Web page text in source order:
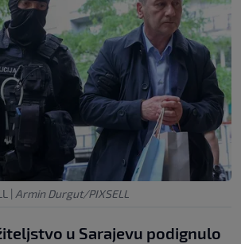
| Armin Durgut/PIXSELL
u Sarajevu podignulo